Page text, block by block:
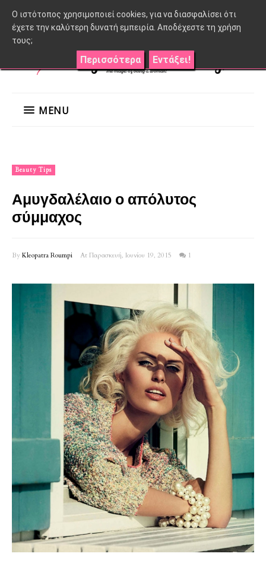
MENU
Beauty Tips
Αμυγδαλέλαιο ο απόλυτος
σύμμαχος
By Kleopatra Roumpi At Παρασκευή, Ιουνίου 19, 2015 1
O ιστότοπος χρησιμοποιεί cookies, για να διασφαλίσει ότι
έχετε την καλύτερη δυνατή εμπειρία. Αποδέχεστε τη χρήση
τους;
Περισσότερα Εντάξει!